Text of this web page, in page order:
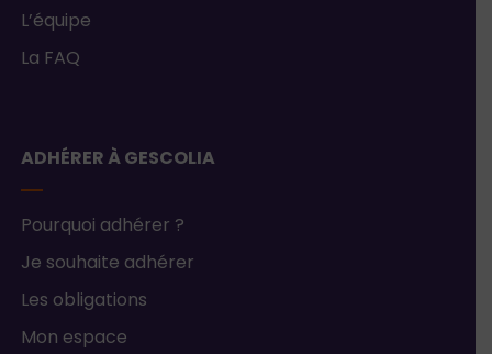
L’équipe
La FAQ
ADHÉRER À GESCOLIA
Pourquoi adhérer ?
Je souhaite adhérer
Les obligations
Mon espace